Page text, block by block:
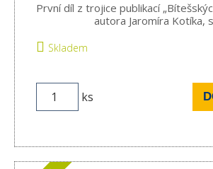
První díl z trojice publikací
autora Jaromíra Kotíka, s
Skladem
ks